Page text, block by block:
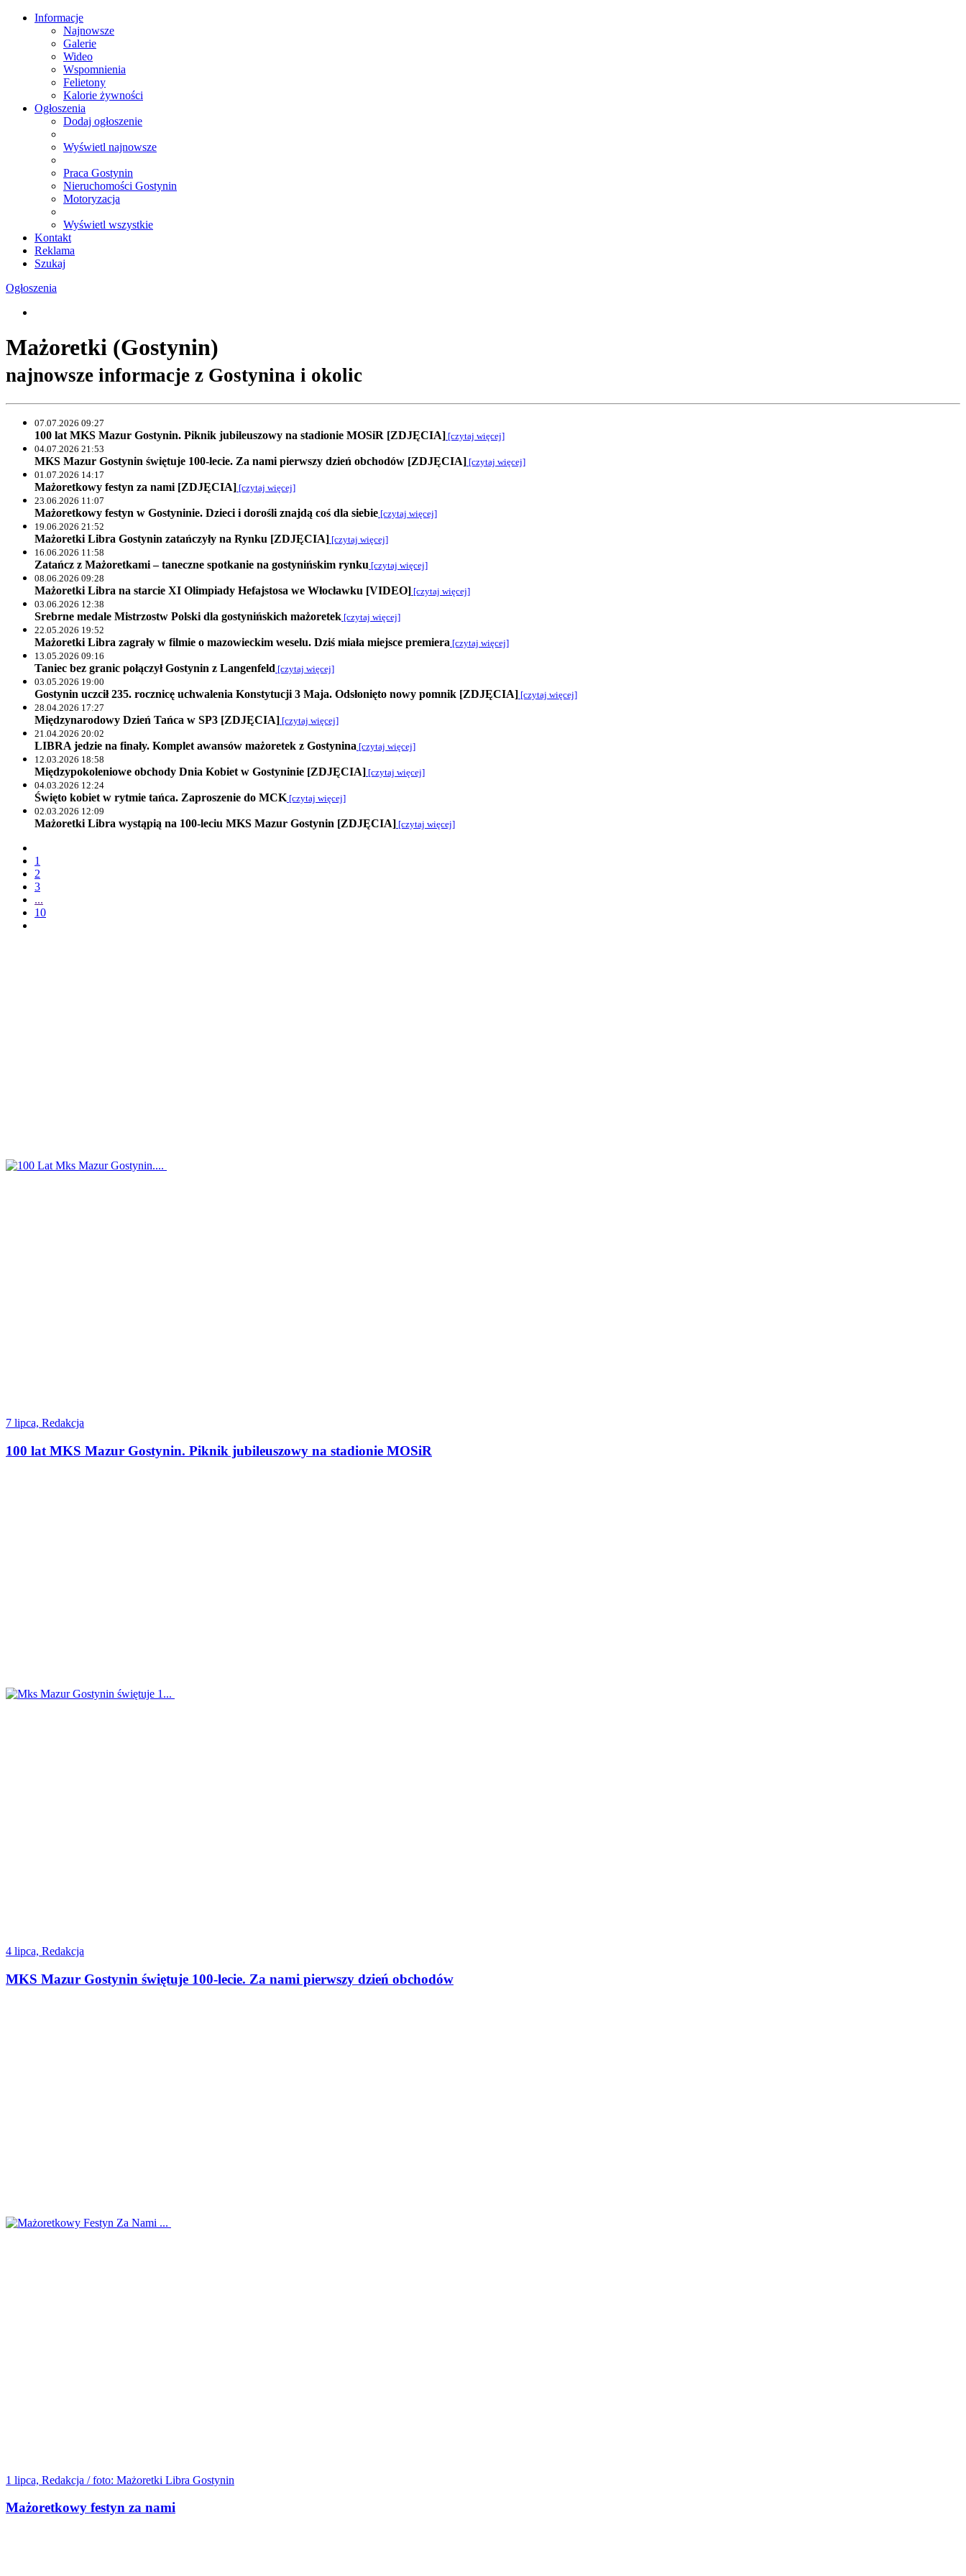
Informacje
Najnowsze
Galerie
Wideo
Wspomnienia
Felietony
Kalorie żywności
Ogłoszenia
Dodaj ogłoszenie
Wyświetl najnowsze
Praca Gostynin
Nieruchomości Gostynin
Motoryzacja
Wyświetl wszystkie
Kontakt
Reklama
Szukaj
Ogłoszenia
Mażoretki (Gostynin)
najnowsze informacje z Gostynina i okolic
07.07.2026 09:27
100 lat MKS Mazur Gostynin. Piknik jubileuszowy na stadionie MOSiR [ZDJĘCIA] [czytaj więcej]
04.07.2026 21:53
MKS Mazur Gostynin świętuje 100-lecie. Za nami pierwszy dzień obchodów [ZDJĘCIA] [czytaj więcej]
01.07.2026 14:17
Mażoretkowy festyn za nami [ZDJĘCIA] [czytaj więcej]
23.06.2026 11:07
Mażoretkowy festyn w Gostyninie. Dzieci i dorośli znajdą coś dla siebie [czytaj więcej]
19.06.2026 21:52
Mażoretki Libra Gostynin zatańczyły na Rynku [ZDJĘCIA] [czytaj więcej]
16.06.2026 11:58
Zatańcz z Mażoretkami – taneczne spotkanie na gostynińskim rynku [czytaj więcej]
08.06.2026 09:28
Mażoretki Libra na starcie XI Olimpiady Hefajstosa we Włocławku [VIDEO] [czytaj więcej]
03.06.2026 12:38
Srebrne medale Mistrzostw Polski dla gostynińskich mażoretek [czytaj więcej]
22.05.2026 19:52
Mażoretki Libra zagrały w filmie o mazowieckim weselu. Dziś miała miejsce premiera [czytaj więcej]
13.05.2026 09:16
Taniec bez granic połączył Gostynin z Langenfeld [czytaj więcej]
03.05.2026 19:00
Gostynin uczcił 235. rocznicę uchwalenia Konstytucji 3 Maja. Odsłonięto nowy pomnik [ZDJĘCIA] [czytaj więcej]
28.04.2026 17:27
Międzynarodowy Dzień Tańca w SP3 [ZDJĘCIA] [czytaj więcej]
21.04.2026 20:02
LIBRA jedzie na finały. Komplet awansów mażoretek z Gostynina [czytaj więcej]
12.03.2026 18:58
Międzypokoleniowe obchody Dnia Kobiet w Gostyninie [ZDJĘCIA] [czytaj więcej]
04.03.2026 12:24
Święto kobiet w rytmie tańca. Zaproszenie do MCK [czytaj więcej]
02.03.2026 12:09
Mażoretki Libra wystąpią na 100-leciu MKS Mazur Gostynin [ZDJĘCIA] [czytaj więcej]
1
2
3
...
10
7 lipca, Redakcja
100 lat MKS Mazur Gostynin. Piknik jubileuszowy na stadionie MOSiR
4 lipca, Redakcja
MKS Mazur Gostynin świętuje 100-lecie. Za nami pierwszy dzień obchodów
1 lipca, Redakcja / foto: Mażoretki Libra Gostynin
Mażoretkowy festyn za nami